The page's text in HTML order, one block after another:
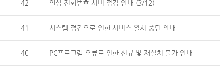
42 안심 전화번호 서버 점검 안내 (3/12)
41 시스템 점검으로 인한 서비스 일시 중단 안내
40 PC프로그램 오류로 인한 신규 및 재설치 불가 안내